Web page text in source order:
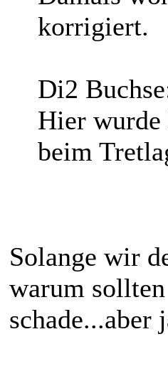
korrigiert.
Di2
Hier
beim
Solange wir
warum
schade...aber